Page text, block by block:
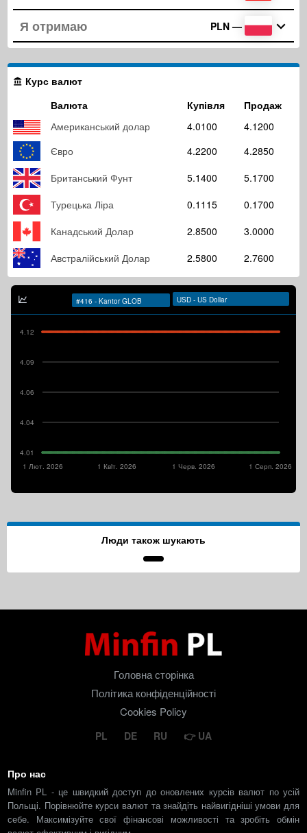
PLN —
Курс валют
Валюта
Купівля
Продаж
Американський долар
4.0100
4.1200
Євро
4.2200
4.2850
Британський Фунт
5.1400
5.1700
Турецька Ліра
0.1115
0.1700
Канадський Долар
2.8500
3.0000
Австралійський Долар
2.5800 2.7600
4.01
4.04
4.06
4.09
4.12
1 Серп. 2026
1 Черв. 2026
1 Квiт. 2026
1 Лют. 2026
Люди також шукають
Головна сторінка
Політика конфіденційності
Cookies Policy
PL DE RU UA
Про нас
Minfin PL - це швидкий доступ до оновлених курсів валют по усій
Польщі. Порівнюйте курси валют та знайдіть найвигідніші умови для
себе. Максимізуйте свої фінансові можливості та зробіть обмін